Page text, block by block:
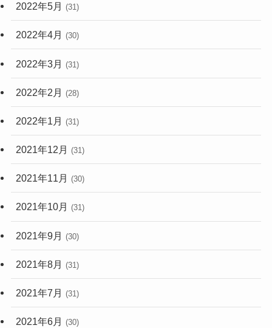
2022年5月 (31)
2022年4月 (30)
2022年3月 (31)
2022年2月 (28)
2022年1月 (31)
2021年12月 (31)
2021年11月 (30)
2021年10月 (31)
2021年9月 (30)
2021年8月 (31)
2021年7月 (31)
2021年6月 (30)